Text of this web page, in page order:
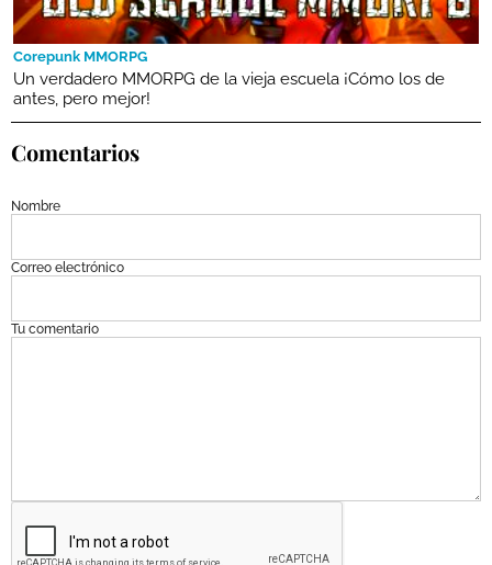
Corepunk MMORPG
Un verdadero MMORPG de la vieja escuela ¡Cómo los de
antes, pero mejor!
Comentarios
Nombre
Correo electrónico
Tu comentario